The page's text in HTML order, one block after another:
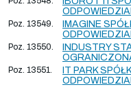
Poz. 13549.
IMAGINE
Poz. 13550.
INDUSTRY
Poz. 13551.
IT PARK